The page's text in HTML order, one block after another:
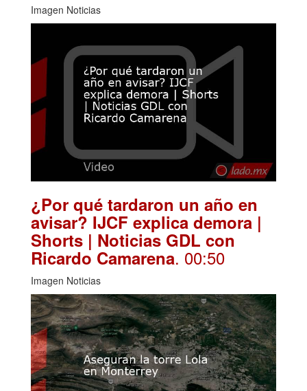
Imagen Noticias
¿Por qué tardaron un año en
avisar? IJCF explica demora |
Shorts | Noticias GDL con
Ricardo Camarena. 00:50
Imagen Noticias